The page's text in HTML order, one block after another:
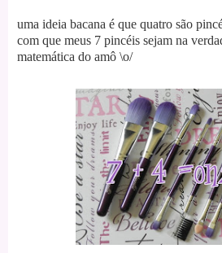
uma ideia bacana é que quatro são
com que meus 7 pincéis sejam na
matemática do amô \o/